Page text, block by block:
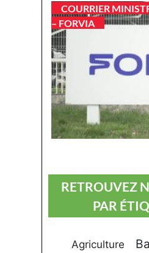
COURRIER
– FORVIA
RETROUVEZ
PAR
Agriculture